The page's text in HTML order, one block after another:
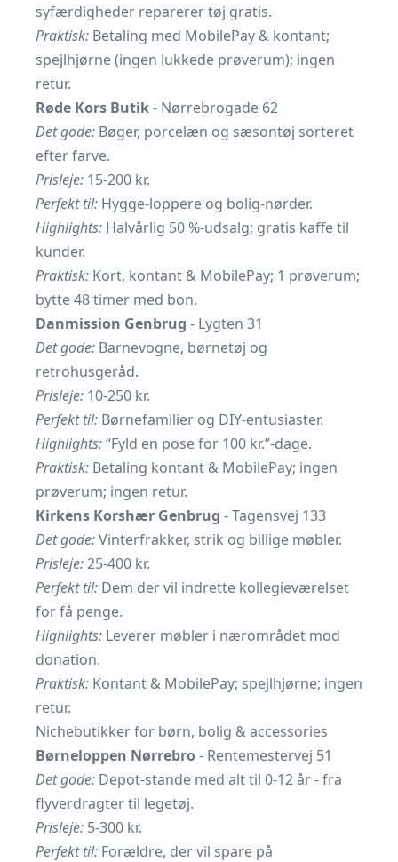
syfærdigheder reparerer tøj gratis.
Praktisk: Betaling med MobilePay & kontant;
spejlhjørne (ingen lukkede prøverum); ingen
retur.
Røde Kors Butik- Nørrebrogade 62
Det gode: Bøger, porcelæn og sæsontøj sorteret
efter farve.
Prisleje: 15-200 kr.
Perfekt til: Hygge-loppere og bolig-nørder.
Highlights: Halvårlig 50 %-udsalg; gratis kaffe til
kunder.
Praktisk: Kort, kontant & MobilePay; 1 prøverum;
bytte 48 timer med bon.
Danmission Genbrug - Lygten 31
Det gode: Barnevogne, børnetøj og
retrohusgeråd.
Prisleje: 10-250 kr.
Perfekt til: Børnefamilier og DIY-entusiaster.
Highlights:“Fyld en pose for 100 kr.”-dage.
Praktisk: Betaling kontant & MobilePay; ingen
prøverum; ingen retur.
Kirkens Korshær Genbrug - Tagensvej 133
Det gode:Vinterfrakker, strik og billige møbler.
Prisleje:25-400 kr.
Perfekt til: Dem der vil indrette kollegieværelset
for få penge.
Highlights: Leverer møbler i nærområdet mod
donation.
Praktisk: Kontant & MobilePay; spejlhjørne; ingen
retur.
Nichebutikker for børn, bolig & accessories
Børneloppen Nørrebro- Rentemestervej 51
Det gode: Depot-stande med alt til 0-12 år - fra
flyverdragter til legetøj.
Prisleje: 5-300 kr.
Perfekt til: Forældre, der vil spare på